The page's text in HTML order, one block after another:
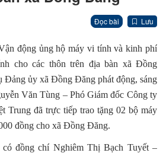
Đọc bài Lưu
động ủng hộ máy vi tính và kinh phí
cho các thôn trên địa bàn xã Đồng
Đảng ủy xã Đồng Đăng phát động, sáng
Văn Tùng – Phó Giám đốc Công ty
Trung đã trực tiếp trao tặng 02 bộ máy
đồng cho xã Đồng Đăng.
đồng chí Nghiêm Thị Bạch Tuyết –